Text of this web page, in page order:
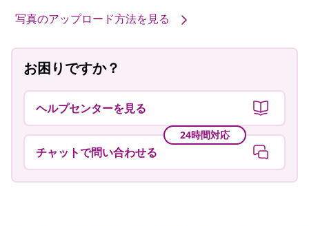
写真のアップロード方法を見る
お困りですか？
ヘルプセンターを見る
24時間対応
チャットで問い合わせる